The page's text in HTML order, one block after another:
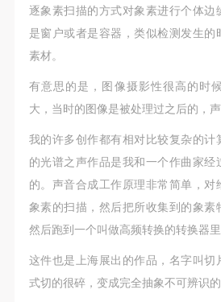
逐象素扫描的方式对象素进行个体边
是窗户或者是容器，类似检测发生的
素材。
有意思的是，图像摄影性很高的时
大，当时的图像是被处理过之后的，声
我的许多创作都有相对比较复杂的计
的光谱之声作品是我和一个作曲家经
的。声音合成工作原理非常简单，对
象素的扫描，然后把所收集到的象素
然后跑到一个叫做高频转换的转换器里
这件也是上海展出的作品，名字叫切
式切的很碎，变成完全抽象不可辨识的